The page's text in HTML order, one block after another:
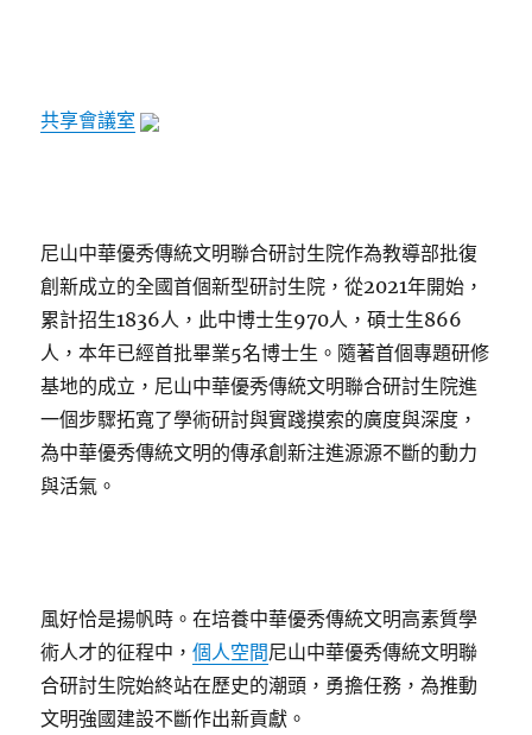
共享會議室
尼山中華優秀傳統文明聯合研討生院作為教導部批復
創新成立的全國首個新型研討生院，從2021年開始，
累計招生1836人，此中博士生970人，碩士生866
人，本年已經首批畢業5名博士生。隨著首個專題研修
基地的成立，尼山中華優秀傳統文明聯合研討生院進
一個步驟拓寬了學術研討與實踐摸索的廣度與深度，
為中華優秀傳統文明的傳承創新注進源源不斷的動力
與活氣。
風好恰是揚帆時。在培養中華優秀傳統文明高素質學
術人才的征程中，個人空間尼山中華優秀傳統文明聯
合研討生院始終站在歷史的潮頭，勇擔任務，為推動
文明強國建設不斷作出新貢獻。